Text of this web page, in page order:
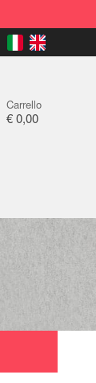
Carrello
€ 0,00